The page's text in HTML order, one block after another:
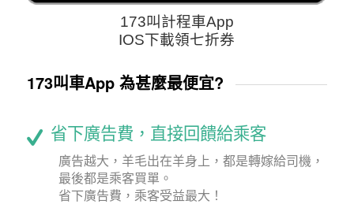
173叫計程車App
IOS下載領七折券
173叫車App 為甚麼最便宜?
省下廣告費，直接回饋給乘客
廣告越大，羊毛出在羊身上，都是轉嫁給司機，
最後都是乘客買單。
省下廣告費，乘客受益最大！